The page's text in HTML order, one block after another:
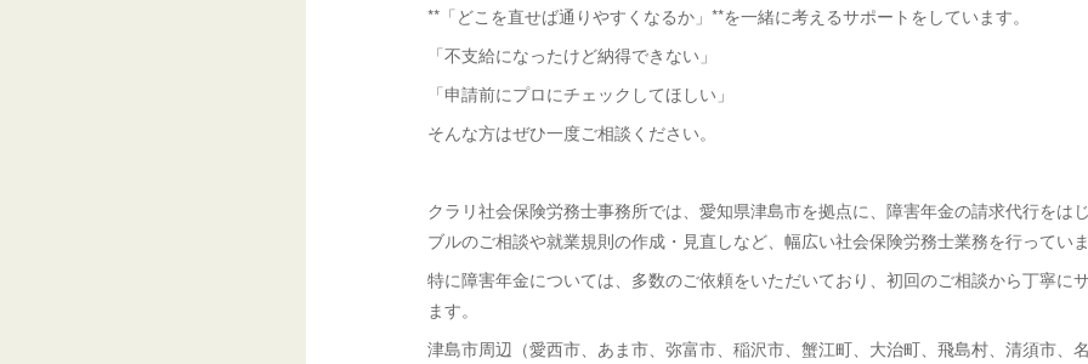
**「どこを直せば通りやすくなるか」**を一緒に考えるサポートをしています。
「不支給になったけど納得できない」
「申請前にプロにチェックしてほしい」
そんな方はぜひ一度ご相談ください。
クラリ社会保険労務士事務所では、愛知県津島市を拠点に、障害年金の請求代行をは
ブルのご相談や就業規則の作成・見直しなど、幅広い社会保険労務士業務を行ってい
特に障害年金については、多数のご依頼をいただいており、初回のご相談から丁寧に
ます。
津島市周辺（愛西市、あま市、弥富市、稲沢市、蟹江町、大治町、飛島村、清須市、